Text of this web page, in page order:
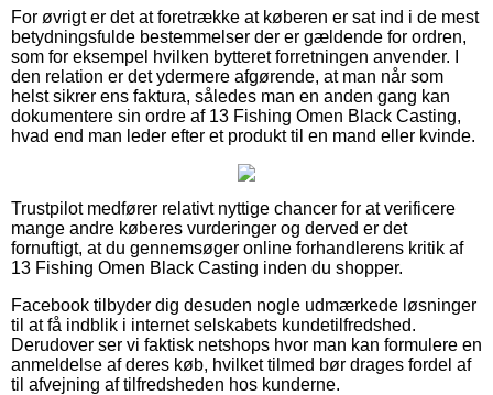
For øvrigt er det at foretrække at køberen er sat ind i de mest
betydningsfulde bestemmelser der er gældende for ordren,
som for eksempel hvilken bytteret forretningen anvender. I
den relation er det ydermere afgørende, at man når som
helst sikrer ens faktura, således man en anden gang kan
dokumentere sin ordre af 13 Fishing Omen Black Casting,
hvad end man leder efter et produkt til en mand eller kvinde.
Trustpilot medfører relativt nyttige chancer for at verificere
mange andre køberes vurderinger og derved er det
fornuftigt, at du gennemsøger online forhandlerens kritik af
13 Fishing Omen Black Casting inden du shopper.
Facebook tilbyder dig desuden nogle udmærkede løsninger
til at få indblik i internet selskabets kundetilfredshed.
Derudover ser vi faktisk netshops hvor man kan formulere en
anmeldelse af deres køb, hvilket tilmed bør drages fordel af
til afvejning af tilfredsheden hos kunderne.